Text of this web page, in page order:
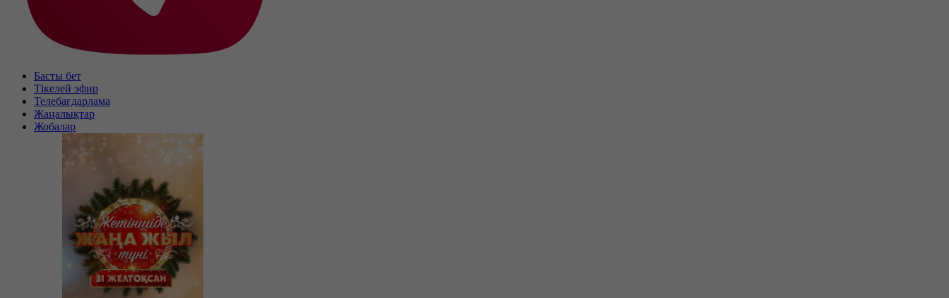
Басты бет
Тікелей эфир
Телебағдарлама
Жаңалықтар
Жобалар